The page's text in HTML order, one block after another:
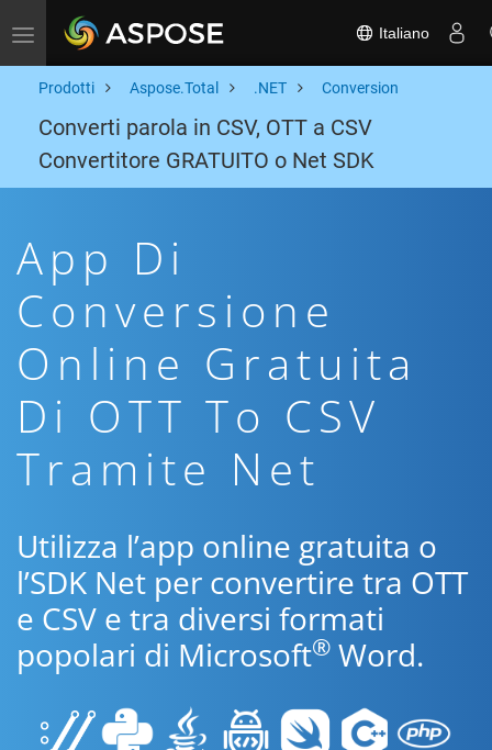
Toggle navigation Italiano
Prodotti Aspose.Total .NET Conversion
Converti parola in CSV, OTT a CSV
Convertitore GRATUITO o Net SDK
App Di
Conversione
Online Gratuita
Di OTT To CSV
Tramite Net
Utilizza l’app online gratuita o
l’SDK Net per convertire tra OTT
e CSV e tra diversi formati
popolari di Microsoft® Word.